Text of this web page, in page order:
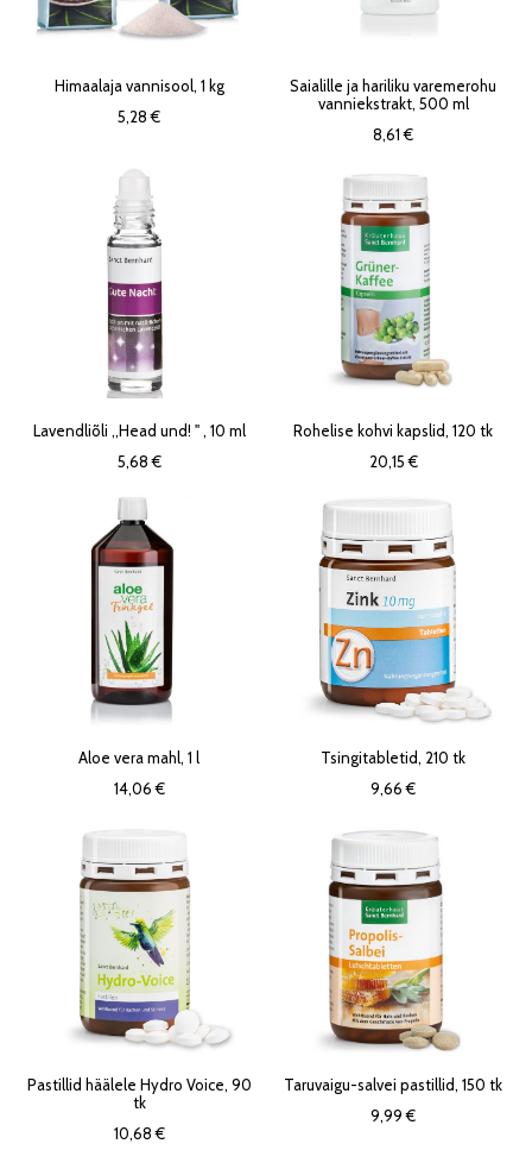
Himaalaja vannisool, 1 kg
5,28 €
Saialille ja hariliku varemerohu
vanniekstrakt, 500 ml
8,61 €
Lavendliõli ,,Head und! '' , 10 ml
5,68 €
Rohelise kohvi kapslid, 120 tk
20,15 €
Aloe vera mahl, 1 l
14,06 €
Tsingitabletid, 210 tk
9,66 €
Pastillid häälele Hydro Voice, 90
tk
10,68 €
Taruvaigu-salvei pastillid, 150 tk
9,99 €